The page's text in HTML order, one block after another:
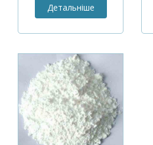
Детальніше